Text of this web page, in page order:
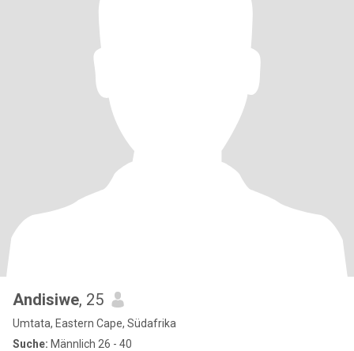
Andisiwe, 25
Umtata, Eastern Cape, Südafrika
Suche: Männlich 26 - 40